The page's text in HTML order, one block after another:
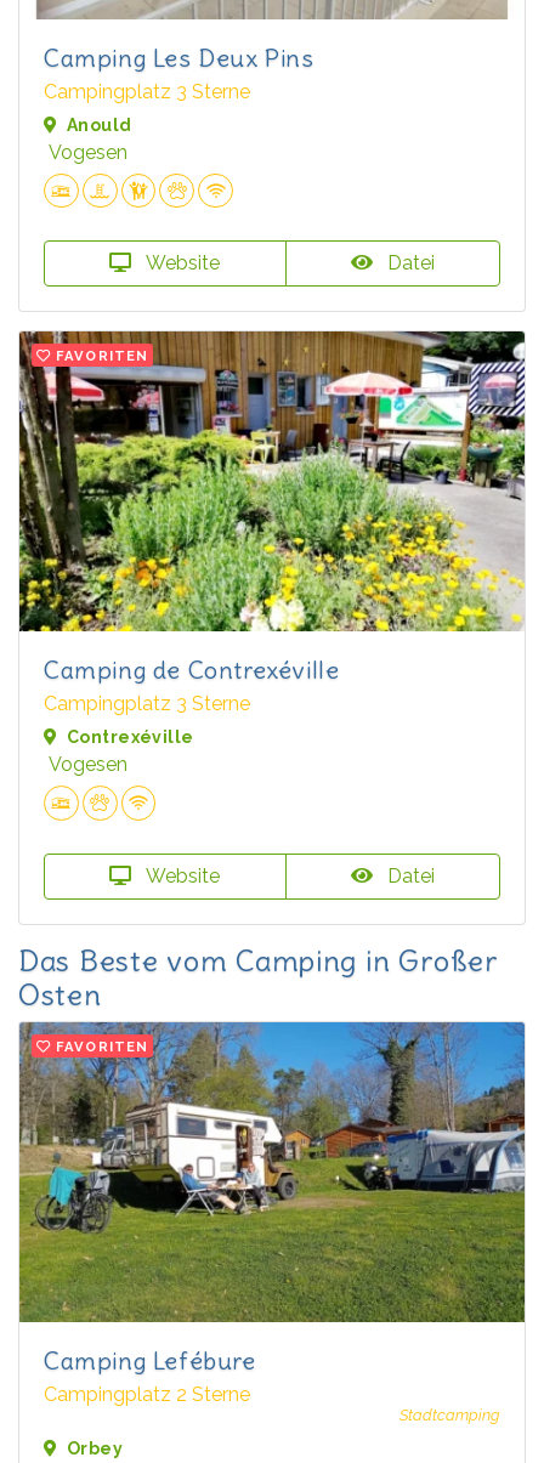
Camping Les Deux Pins
Campingplatz 3 Sterne
Anould
Vogesen
Website Datei
FAVORITEN
Camping de Contrexéville
Campingplatz 3 Sterne
Contrexéville
Vogesen
Website Datei
Das Beste vom Camping in Großer
Osten
FAVORITEN
Camping Lefébure
Campingplatz 2 Sterne
Stadtcamping
Orbey